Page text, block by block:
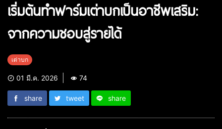
เริ่มต้นทำฟาร์มเต่าบกเป็นอาชีพเสริม:
จากความชอบสู่รายได้
เต่าบก
01 มี.ค. 2026 74
share tweet share